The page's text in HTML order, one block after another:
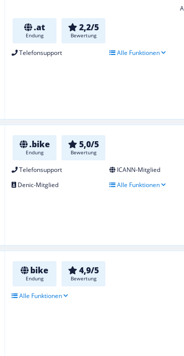
.at
Endung
2,2/5
Bewertung
Telefonsupport Alle Funktionen
.bike
Endung
5,0/5
Bewertung
Telefonsupport
ICANN-Mitglied
Denic-Mitglied
Alle Funktionen
bike
Endung
4,9/5
Bewertung
Alle Funktionen